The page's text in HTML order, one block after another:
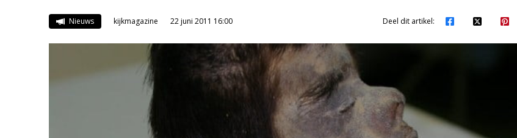
Nieuws kijkmagazine 22 juni 2011 16:00 Deel dit artikel: